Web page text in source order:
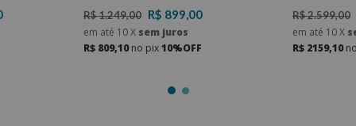
R$ 1.249,00 R$ 899,00
em até 10X sem juros
R$ 809,10no pix10%OFF
R$ 2.599,00
em até 10X
R$ 2159,10